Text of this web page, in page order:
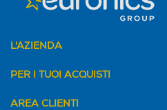
L'AZIENDA
PER I TUOI ACQUISTI
AREA CLIENTI